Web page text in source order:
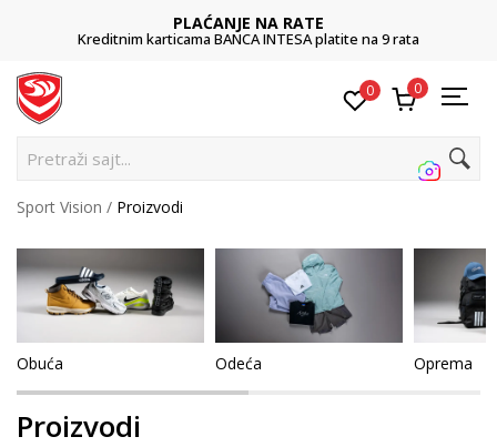
BANCA INTESA platite na 9 rata
0 0
Pretraž
Sport Vision Proizvodi
Obuća Odeća Oprema
Proizvodi